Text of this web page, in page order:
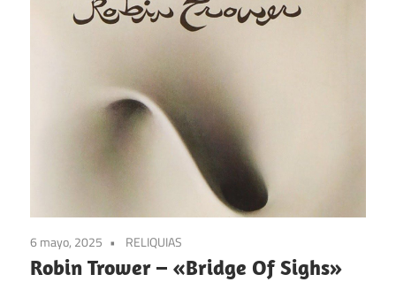
6 mayo, 2025 RELIQUIAS
Robin Trower – «Bridge Of Sighs»